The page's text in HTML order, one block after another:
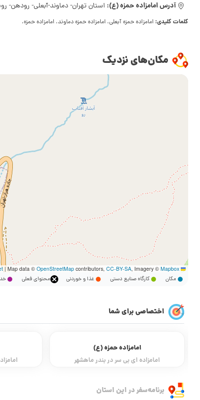
آدرس امامزاده حمزه (ع): استان تهران- دماوند-آبعلی- رودهن- روستای مبارک آباد- 30
کلمات کلیدی: امامزاده حمزه آبعلی، امامزاده حمزه دماوند، امامزاده حمزه،
مکان‌های نزدیک
Leaflet
|Map data © OpenStreetMapcontributors, CC-BY-SA, Imagery © Mapbox
مکان کارگاه صنایع دستی غذا و خوردنی محتوای فعلی
اختصاصی برای شما